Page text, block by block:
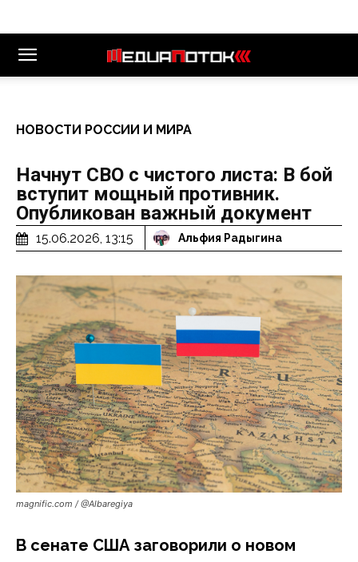
НОВОСТИ РОССИИ И МИРА
Начнут СВО с чистого листа: В бой
вступит мощный противник.
Опубликован важный документ
15.06.2026, 13:15 Альфия Радыгина
magnific.com / @Albaregiya
В сенате США заговорили о новом